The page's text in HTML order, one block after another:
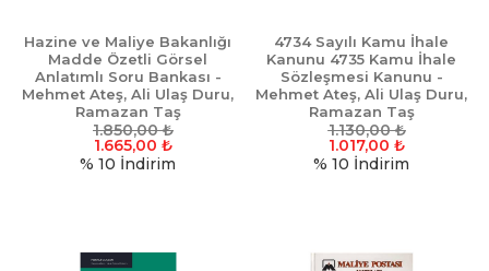
Hazine ve Maliye Bakanlığı
Madde Özetli Görsel
Anlatımlı Soru Bankası -
Mehmet Ateş, Ali Ulaş Duru,
Ramazan Taş
1.850,00₺
1.665,00 ₺
% 10 İndirim
4734 Sayılı Kamu İhale
Kanunu 4735 Kamu İhale
Sözleşmesi Kanunu -
Mehmet Ateş, Ali Ulaş Duru,
Ramazan Taş
1.130,00₺
1.017,00 ₺
% 10 İndirim